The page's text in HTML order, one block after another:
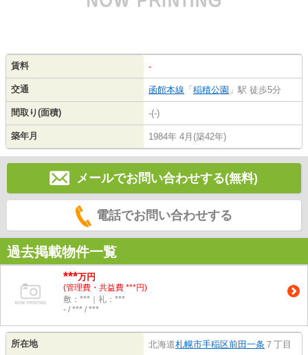
賃料 -
交通 函館本線 「 稲積公園 」駅 徒歩5分
間取り(面積) -(-)
築年月 1984年 4月(築42年)
メールでお問い合わせする(無料)
電話でお問い合わせする
過去掲載物件一覧
***万円
(管理費・共益費 ***円)
敷：***｜礼：***
- / *** / ***
所在地 北海道札幌市手稲区前田一条 ７丁目